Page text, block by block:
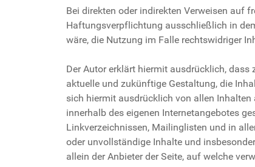
Bei direkten oder indirekten Verweisen auf
Haftungsverpflichtung ausschließlich in
wäre, die Nutzung im Falle rechtswidriger
Der Autor erklärt hiermit ausdrücklich,
aktuelle und zukünftige Gestaltung, die
sich hiermit ausdrücklich von allen
innerhalb des eigenen Internetangebotes
Linkverzeichnissen, Mailinglisten und in
oder unvollständige Inhalte und
allein der Anbieter der Seite, auf welche